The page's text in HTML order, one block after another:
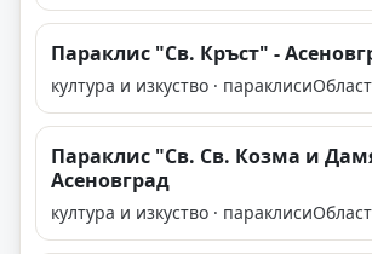
Параклис "Св. Кръст" -
култура и изкуство · параклиси
Параклис "Св. Св. Козма и
Асеновград
култура и изкуство · параклиси